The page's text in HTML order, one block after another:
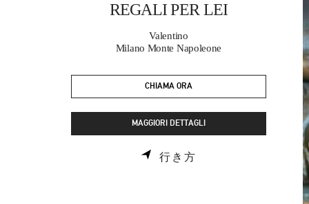
REGALI PER LEI
Valentino
Milano Monte Napoleone
CHIAMA ORA
MAGGIORI DETTAGLI
行き方 LINK OPENS IN